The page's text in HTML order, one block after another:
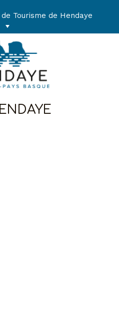
Tourisme de Hendaye